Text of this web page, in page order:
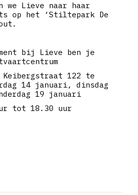
we Lieve naar haar
op het ‘Stiltepark De
bij Lieve ben je
Keibergstraat 122 te
14 januari, dinsdag
19 januari
tot 18.30 uur